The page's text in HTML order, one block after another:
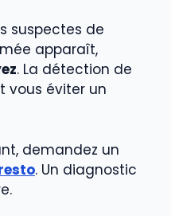
suspectes de
apparaît,
. La détection de
vous éviter un
demandez un
. Un diagnostic